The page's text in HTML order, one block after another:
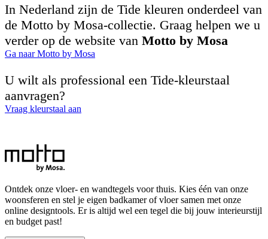
In Nederland zijn de Tide kleuren onderdeel van
de Motto by Mosa-collectie. Graag helpen we u
verder op de website van Motto by Mosa
Ga naar Motto by Mosa
U wilt als professional een Tide-kleurstaal
aanvragen?
Vraag kleurstaal aan
Ontdek onze vloer- en wandtegels voor thuis. Kies één van onze
woonsferen en stel je eigen badkamer of vloer samen met onze
online designtools. Er is altijd wel een tegel die bij jouw interieurstijl
en budget past!